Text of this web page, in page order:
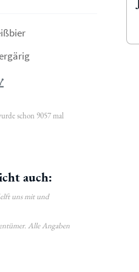
schon 9057 mal
auch:
uns mit und
Alle Angaben